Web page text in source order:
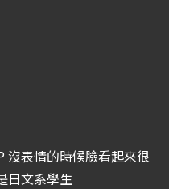
沒表情的時候臉看起來很
日文系學生